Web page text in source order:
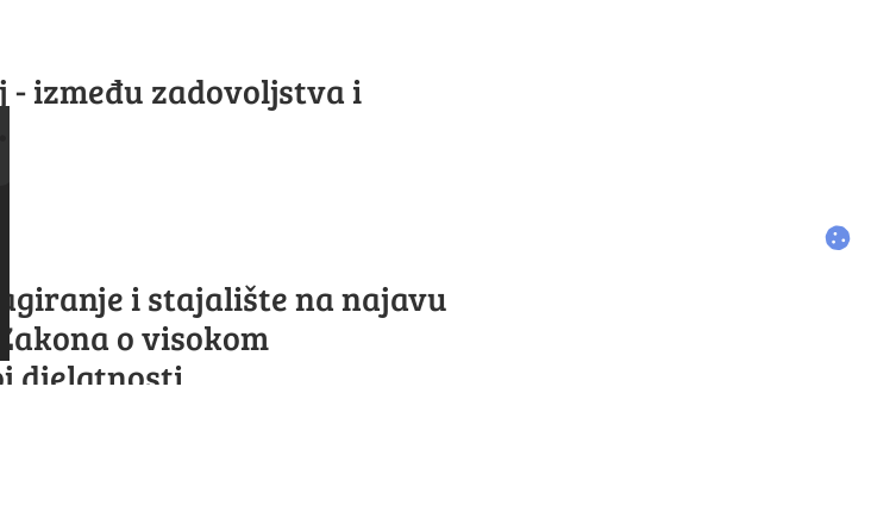
između zadovoljstva i
i stajalište na najavu
o visokom
djelatnosti